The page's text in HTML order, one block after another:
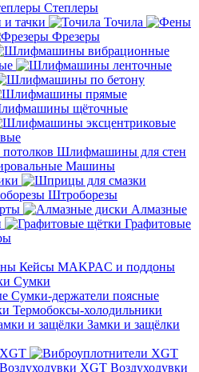
Степлеры
тачки
Точила
Фрезеры
Шлифмашины для стен
Машины
Штроборезы
Алмазные
Графитовые
Кейсы MAKPAC и поддоны
Сумки
Сумки-держатели поясные
Термобоксы-холодильники
Замки и защёлки
Воздуходувки